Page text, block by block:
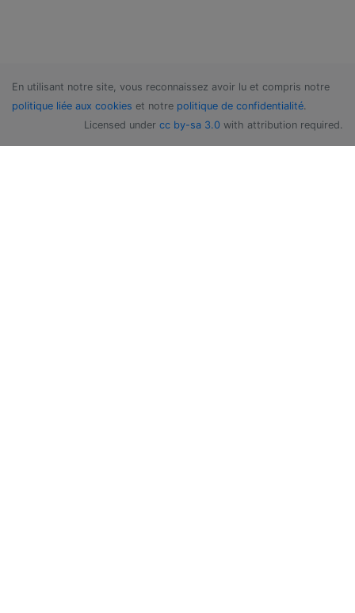
En utilisant notre site, vous reconnaissez avoir lu et compris notre
politique liée aux cookies et notre politique de confidentialité.
Licensed under cc by-sa 3.0 with attribution required.